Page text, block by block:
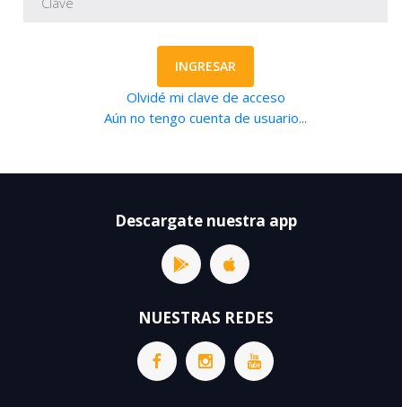
INGRESAR
Olvidé mi clave de acceso
Aún no tengo cuenta de usuario...
Descargate nuestra app
NUESTRAS REDES